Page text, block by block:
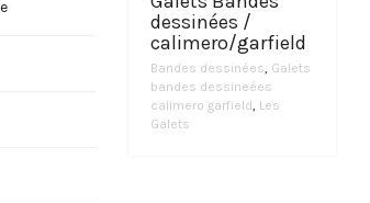
dessinées /
calimero/garfield
Bandes dessinées, Galets
bandes dessineées
calimero garfield, Les
Galets